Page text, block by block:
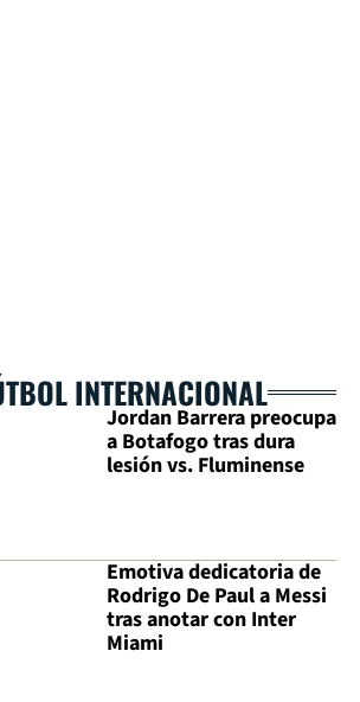
INTERNACIONAL
Jordan Barrera preocupa
a Botafogo tras dura
lesión vs. Fluminense
Emotiva dedicatoria de
Rodrigo De Paul a Messi
tras anotar con Inter
Miami